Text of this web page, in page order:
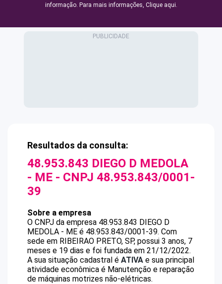
informação. Para mais informações, Clique aqui.
Resultados da consulta:
48.953.843 DIEGO D MEDOLA
- ME - CNPJ 48.953.843/0001-
39
Sobre a empresa
O CNPJ da empresa 48.953.843 DIEGO D
MEDOLA - ME é 48.953.843/0001-39. Com
sede em RIBEIRAO PRETO, SP, possui 3 anos, 7
meses e 19 dias e foi fundada em 21/12/2022.
A sua situação cadastral é ATIVA e sua principal
atividade econômica é Manutenção e reparação
de máquinas motrizes não-elétricas.